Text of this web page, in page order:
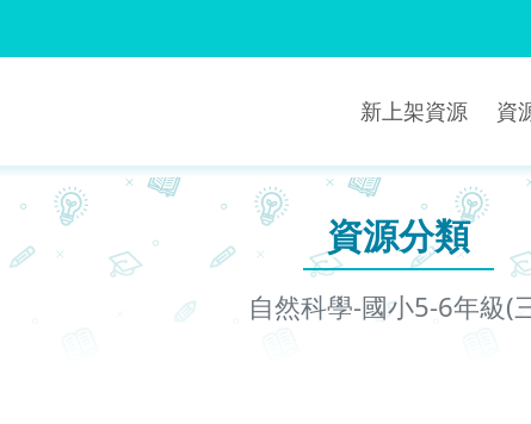
新上架資源 資
資源分類
自然科學-國小5-6年級(